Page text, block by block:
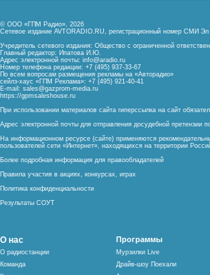
© ООО «ГПМ Радио», 2026
Сетевое издание AVTORADIO.RU, регистрационный номер СМИ Эл
Учредитель сетевого издания: Общество с ограниченной
Главный редактор: Ипатова И.Ю.
Адрес электронной почты: info@aradio.ru
Номер телефона редакции: +7 (495) 937-33-67
По всем вопросам размещения рекламы на «Авторадио»
сейлз-хаус «ГПМ Реклама»: +7 (495) 921-40-41
E-mail: sales@gazprom-media.ru
https://gpmsaleshouse.ru
При использовании материалов сайта гиперссылка на сайт
Адрес электронной почты для отправления досудебной
На информационном ресурсе (сайте) применяются
пользователей сети «Интернет», находящихся на территории
Более подробная информация для правообладателей
Правила участия в акциях, конкурсах, играх
Политика конфиденциальности
Результаты СОУТ
О нас
О радиостанции
Команда
Программы
Мурзилки Live
Драйв-шоу Поехали